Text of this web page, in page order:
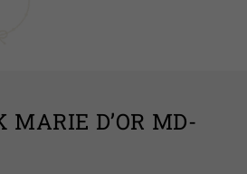
D’OR MD-